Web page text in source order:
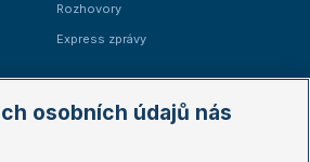
Rozhovory
Express zprávy
osobních údajů nás